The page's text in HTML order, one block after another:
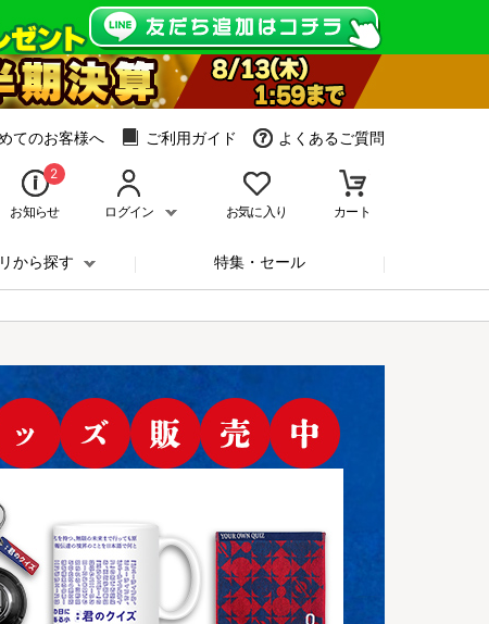
てのお客様へ ご利用ガイド よくあるご質問
2
お知らせ ログイン お気に入り カート
から探す 特集・セール